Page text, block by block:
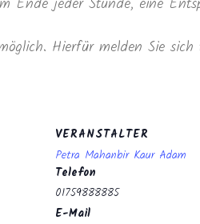
Hierfür melden Sie
VERANSTALTER
Petra Mahanbir Kaur Adam
Telefon
01759888885
E-Mail